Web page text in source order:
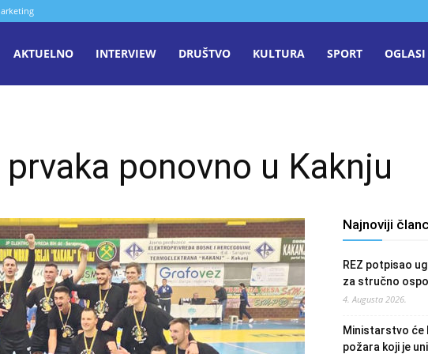
AKTUELNO INTERVIEW DRUŠTVO KULTURA SPORT OGLASI
ponovno u Kaknju
Najnoviji
REZ potpisao
za stručno
4. Augusta 2026.
Ministarstvo će
požara koji je